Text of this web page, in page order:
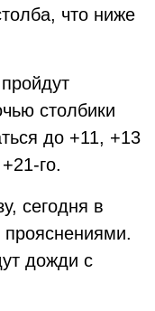
что ниже
столбики
до +11, +13
го.
сегодня в
прояснениями.
дожди с